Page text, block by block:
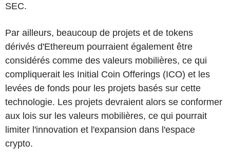
SEC.
Par ailleurs, beaucoup de projets et de tokens
dérivés d'Ethereum pourraient également être
considérés comme des valeurs mobilières, ce qui
compliquerait les Initial Coin Offerings (ICO) et les
levées de fonds pour les projets basés sur cette
technologie. Les projets devraient alors se conformer
aux lois sur les valeurs mobilières, ce qui pourrait
limiter l'innovation et l'expansion dans l'espace
crypto.